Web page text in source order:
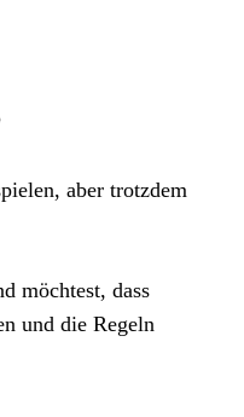
aber trotzdem
möchtest, dass
und die Regeln